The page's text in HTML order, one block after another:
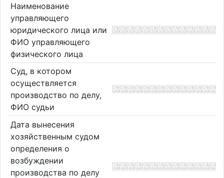
Наименование
управляющего
юридического лица или
ФИО управляющего
физического лица
Суд, в котором
осуществляется
производство по делу,
ФИО судьи
Дата вынесения
хозяйственным судом
определения о
возбуждении
производства по делу